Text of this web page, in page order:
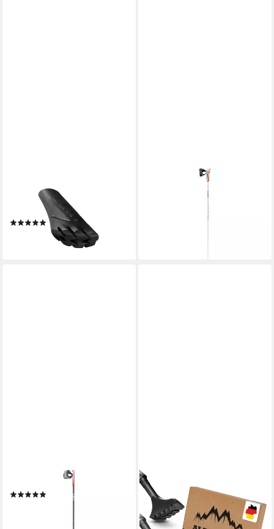
Gummipuffer Power Grip Pad
8824201
(4)
lieferbar - in 2-3 Werktagen bei dir
Wanderstöcke Passion
lieferbar - in 4-5 Werktagen bei dir
Wanderstöcke Flash Carbon
Nordic-Walking-Stöcke
Gummipuffer Wanderstöcke
Pads Speed Aufsatz Nordic
Walking, Wanderstöcke